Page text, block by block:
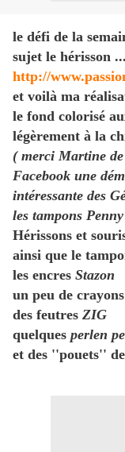
le défi de la
sujet le hérisson
http://
et voilà ma
le fond colorisé
légèrement à la
( merci Martine
Facebook une
intéressante des
les tampons
Hérissons et
ainsi que le
les encres Stazon
un peu de
des feutres ZIG
quelques perlen
et des ''pouets'' de